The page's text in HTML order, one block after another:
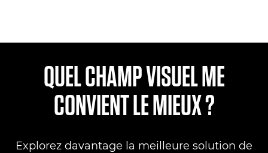
QUEL CHAMP VISUEL ME
CONVIENT LE MIEUX ?
Explorez davantage la meilleure solution de